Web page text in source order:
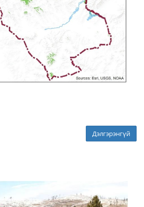
Дэлгэрэнгүй